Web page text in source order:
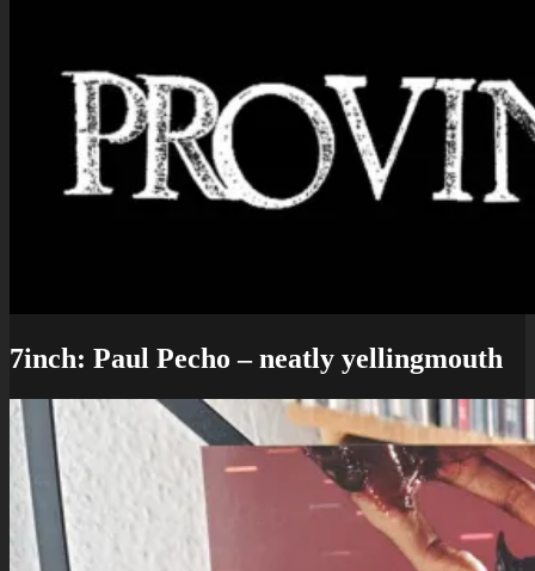
7inch: Paul Pecho – neatly yellingmouth